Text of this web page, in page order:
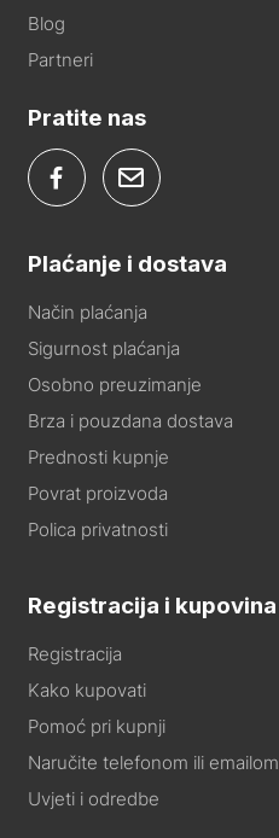
Blog
Partneri
Pratite nas
Plaćanje i dostava
Način plaćanja
Sigurnost plaćanja
Osobno preuzimanje
Brza i pouzdana dostava
Prednosti kupnje
Povrat proizvoda
Polica privatnosti
Registracija i kupovina
Registracija
Kako kupovati
Pomoć pri kupnji
Naručite telefonom ili emailom
Uvjeti i odredbe